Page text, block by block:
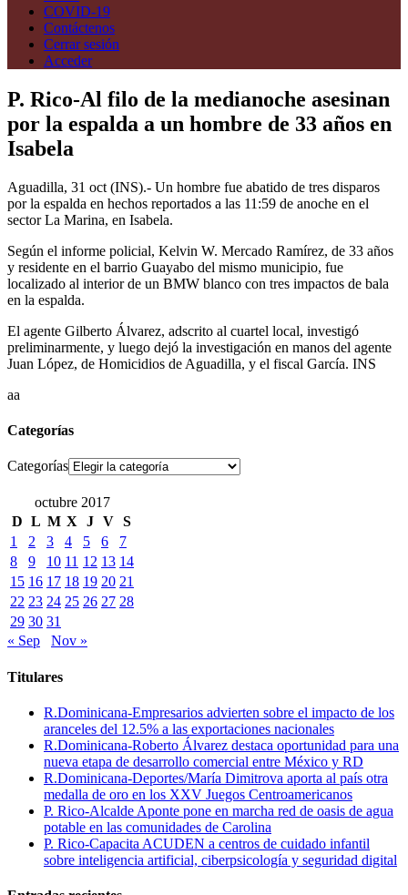
COVID-19
Contáctenos
Cerrar sesión
Acceder
P. Rico-Al filo de la medianoche asesinan
por la espalda a un hombre de 33 años en
Isabela
Aguadilla, 31 oct (INS).- Un hombre fue abatido de tres disparos
por la espalda en hechos reportados a las 11:59 de anoche en el
sector La Marina, en Isabela.
Según el informe policial, Kelvin W. Mercado Ramírez, de 33 años
y residente en el barrio Guayabo del mismo municipio, fue
localizado al interior de un BMW blanco con tres impactos de bala
en la espalda.
El agente Gilberto Álvarez, adscrito al cuartel local, investigó
preliminarmente, y luego dejó la investigación en manos del agente
Juan López, de Homicidios de Aguadilla, y el fiscal García. INS
aa
Categorías
Categorías
octubre 2017
D L M X J V S
1
2 3 4 5 6
7
8
9 10 11 12 13 14
15 16 17 18 19 20 21
22 23 24 25 26 27 28
29 30 31
« Sep
Nov »
Titulares
R.Dominicana-Empresarios advierten sobre el impacto de los
aranceles del 12.5% a las exportaciones nacionales
R.Dominicana-Roberto Álvarez destaca oportunidad para una
nueva etapa de desarrollo comercial entre México y RD
R.Dominicana-Deportes/María Dimitrova aporta al país otra
medalla de oro en los XXV Juegos Centroamericanos
P. Rico-Alcalde Aponte pone en marcha red de oasis de agua
potable en las comunidades de Carolina
P. Rico-Capacita ACUDEN a centros de cuidado infantil
sobre inteligencia artificial, ciberpsicología y seguridad digital